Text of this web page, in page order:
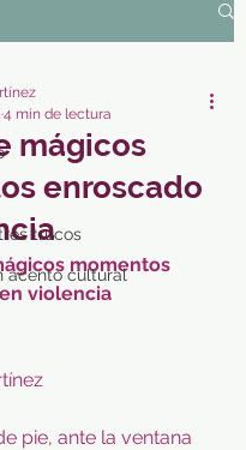
trucos
acento cultural
mágicos
enroscado
4 min de lectura
momentos
violencia
pie, ante la ventana